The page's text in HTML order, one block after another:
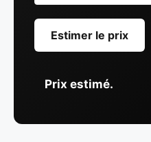
Estimer le prix
Prix estimé.